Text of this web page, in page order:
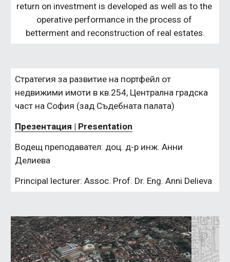
return on investment is developed as well as to the
operative performance in the process of
betterment and reconstruction of real estates.
Стратегия за развитие на портфейл от
недвижими имоти в кв.254, Централна градска
част на София (зад Съдебната палата)
Презентация | Presentation
Водещ преподавател: доц. д-р инж. Анни
Делиева
Principal lecturer: Assoc. Prof. Dr. Eng. Anni Delieva